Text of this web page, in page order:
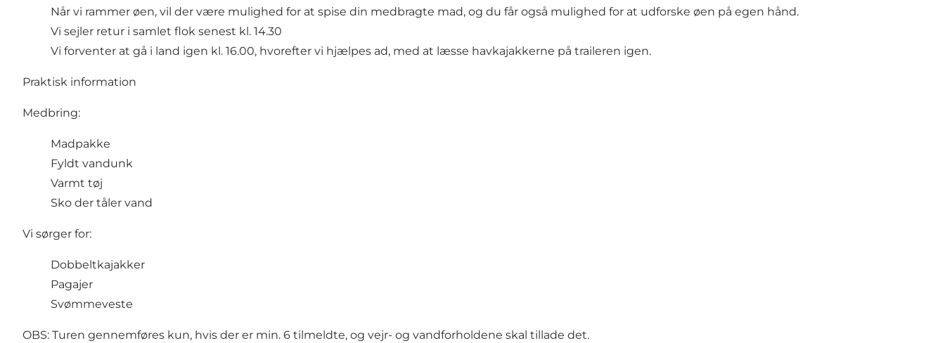
Når vi rammer øen, vil der være mulighed for at spise din medbragte mad, og du får også mulighed for at udforske øen på egen hånd.
Vi sejler retur i samlet flok senest kl. 14.30
Vi forventer at gå i land igen kl. 16.00, hvorefter vi hjælpes ad, med at læsse havkajakkerne på traileren igen.
Praktisk information
Medbring:
Madpakke
Fyldt vandunk
Varmt tøj
Sko der tåler vand
Vi sørger for:
Dobbeltkajakker
Pagajer
Svømmeveste
OBS: Turen gennemføres kun, hvis der er min. 6 tilmeldte, og vejr- og vandforholdene skal tillade det.